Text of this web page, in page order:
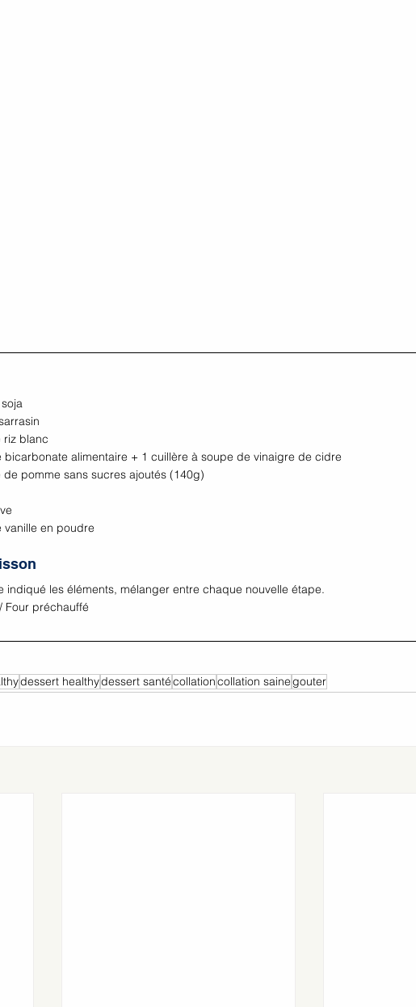
riz blanc
bicarbonate alimentaire + 1 cuillère à soupe de vinaigre de cidre
pomme sans sucres ajoutés (140g)
vanille en poudre
indiqué les éléments, mélanger entre chaque nouvelle étape.
Four préchauffé
dessert healthydessert santécollationcollation sainegouter